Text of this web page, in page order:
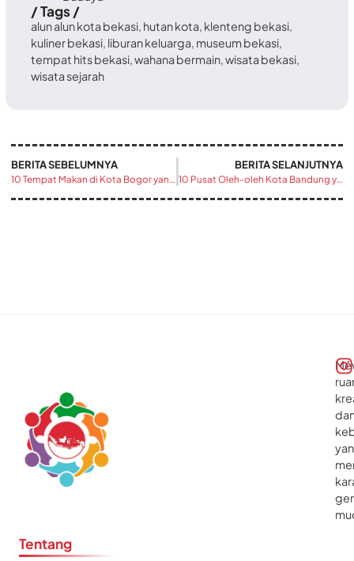
/ Tags /
alun alun kota bekasi, hutan kota, klenteng bekasi,
kuliner bekasi, liburan keluarga, museum bekasi,
tempat hits bekasi,wahana bermain,wisata bekasi,
wisata sejarah
BERITA SEBELUMNYA
10 Tempat Makan di Kota Bogor yang Hits dan Wajib Dicoba
BERITA SELANJUTNYA
10 Pusat Oleh-oleh Kota Bandung yang Wajib Dikunjungi
Tentang